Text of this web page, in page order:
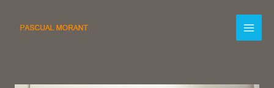
Main